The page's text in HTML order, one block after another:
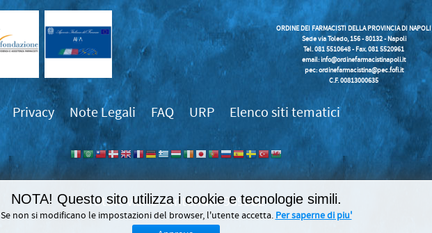
ORDINE DEI FARMACISTI DELLA PROVINCIA DI NAPOLI
Sede via Toledo, 156 - 80132 - Napoli
Tel. 081 5510648 - Fax. 081 5520961
email:info@ordinefarmacistinapoli.it
pec: ordinefarmacistina@pec.fofi.it
C.F. 00813000635
Privacy Note Legali FAQ URP Elenco siti tematici
989862
NOTA! Questo sito utilizza i cookie e tecnologie simili.
Se non si modificano le impostazioni del browser, l'utente accetta. Per saperne di piu'